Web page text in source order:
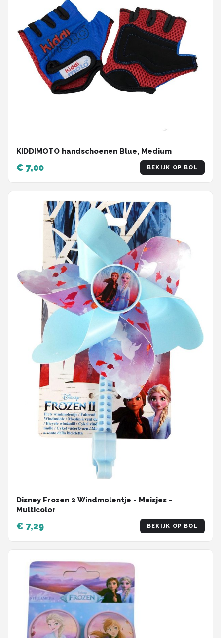
KIDDIMOTO handschoenen Blue, Medium
€ 7,00 BEKIJK OP BOL
Disney Frozen 2 Windmolentje - Meisjes -
Multicolor
€ 7,29 BEKIJK OP BOL